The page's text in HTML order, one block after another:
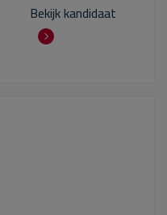
Bekijk kandidaat